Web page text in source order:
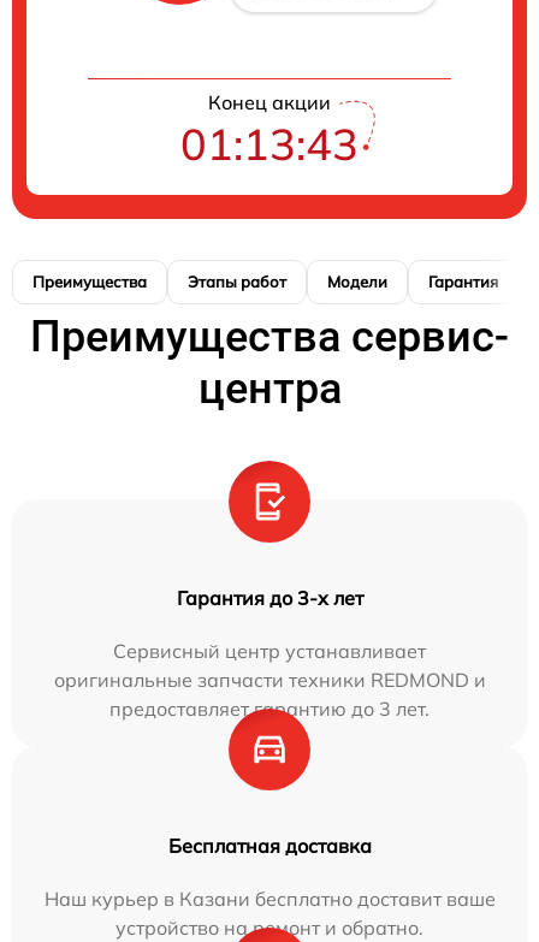
Конец акции
01:13:42
Преимущества Этапы работ Модели Гарантия
Преимущества сервис-
центра
Гарантия до 3-х лет
Сервисный центр устанавливает
оригинальные запчасти техники REDMOND и
предоставляет гарантию до 3 лет.
Бесплатная доставка
Наш курьер в Казани бесплатно доставит ваше
устройство на ремонт и обратно.